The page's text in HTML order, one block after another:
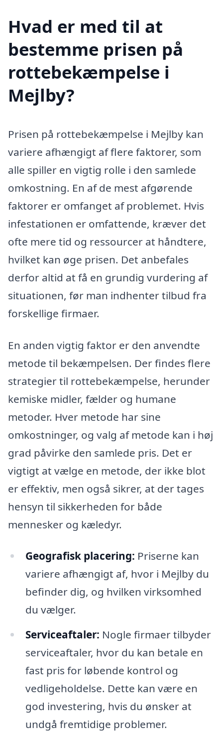
Hvad er med til at
bestemme prisen på
rottebekæmpelse i
Mejlby?
Prisen på rottebekæmpelse i Mejlby kan
variere afhængigt af flere faktorer, som
alle spiller en vigtig rolle i den samlede
omkostning. En af de mest afgørende
faktorer er omfanget af problemet. Hvis
infestationen er omfattende, kræver det
ofte mere tid og ressourcer at håndtere,
hvilket kan øge prisen. Det anbefales
derfor altid at få en grundig vurdering af
situationen, før man indhenter tilbud fra
forskellige firmaer.
En anden vigtig faktor er den anvendte
metode til bekæmpelsen. Der findes flere
strategier til rottebekæmpelse, herunder
kemiske midler, fælder og humane
metoder. Hver metode har sine
omkostninger, og valg af metode kan i høj
grad påvirke den samlede pris. Det er
vigtigt at vælge en metode, der ikke blot
er effektiv, men også sikrer, at der tages
hensyn til sikkerheden for både
mennesker og kæledyr.
Geografisk placering: Priserne kan
variere afhængigt af, hvor i Mejlby du
befinder dig, og hvilken virksomhed
du vælger.
Serviceaftaler: Nogle firmaer tilbyder
serviceaftaler, hvor du kan betale en
fast pris for løbende kontrol og
vedligeholdelse. Dette kan være en
god investering, hvis du ønsker at
undgå fremtidige problemer.